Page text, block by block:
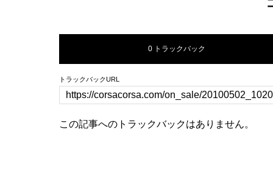
0 トラックバック
トラックバックURL
この記事へのトラックバックはありません。